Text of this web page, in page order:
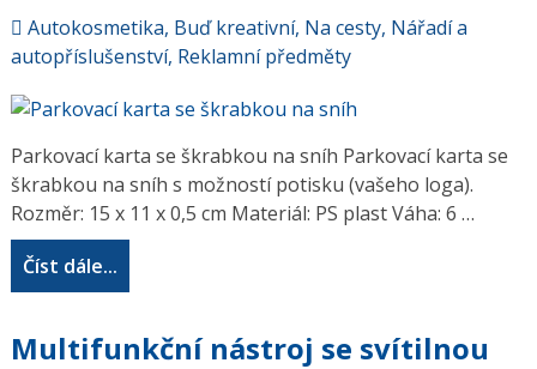
Autokosmetika, Buď kreativní, Na cesty, Nářadí a
autopříslušenství, Reklamní předměty
Parkovací karta se škrabkou na sníh Parkovací karta se
škrabkou na sníh s možností potisku (vašeho loga).
Rozměr: 15 x 11 x 0,5 cm Materiál: PS plast Váha: 6 …
Číst dále...
Multifunkční nástroj se svítilnou